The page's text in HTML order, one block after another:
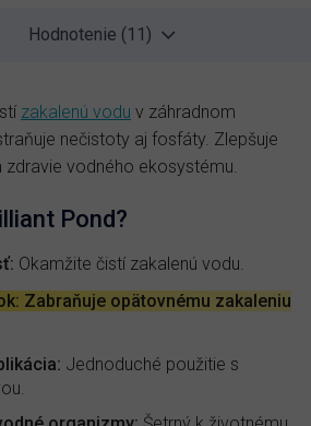
Hodnotenie (11)
zakalenú vodu v záhradnom
nečistoty aj fosfáty. Zlepšuje
vodného ekosystému.
Pond?
Okamžite čistí zakalenú vodu.
Zabraňuje opätovnému zakaleniu
Jednoduché použitie s